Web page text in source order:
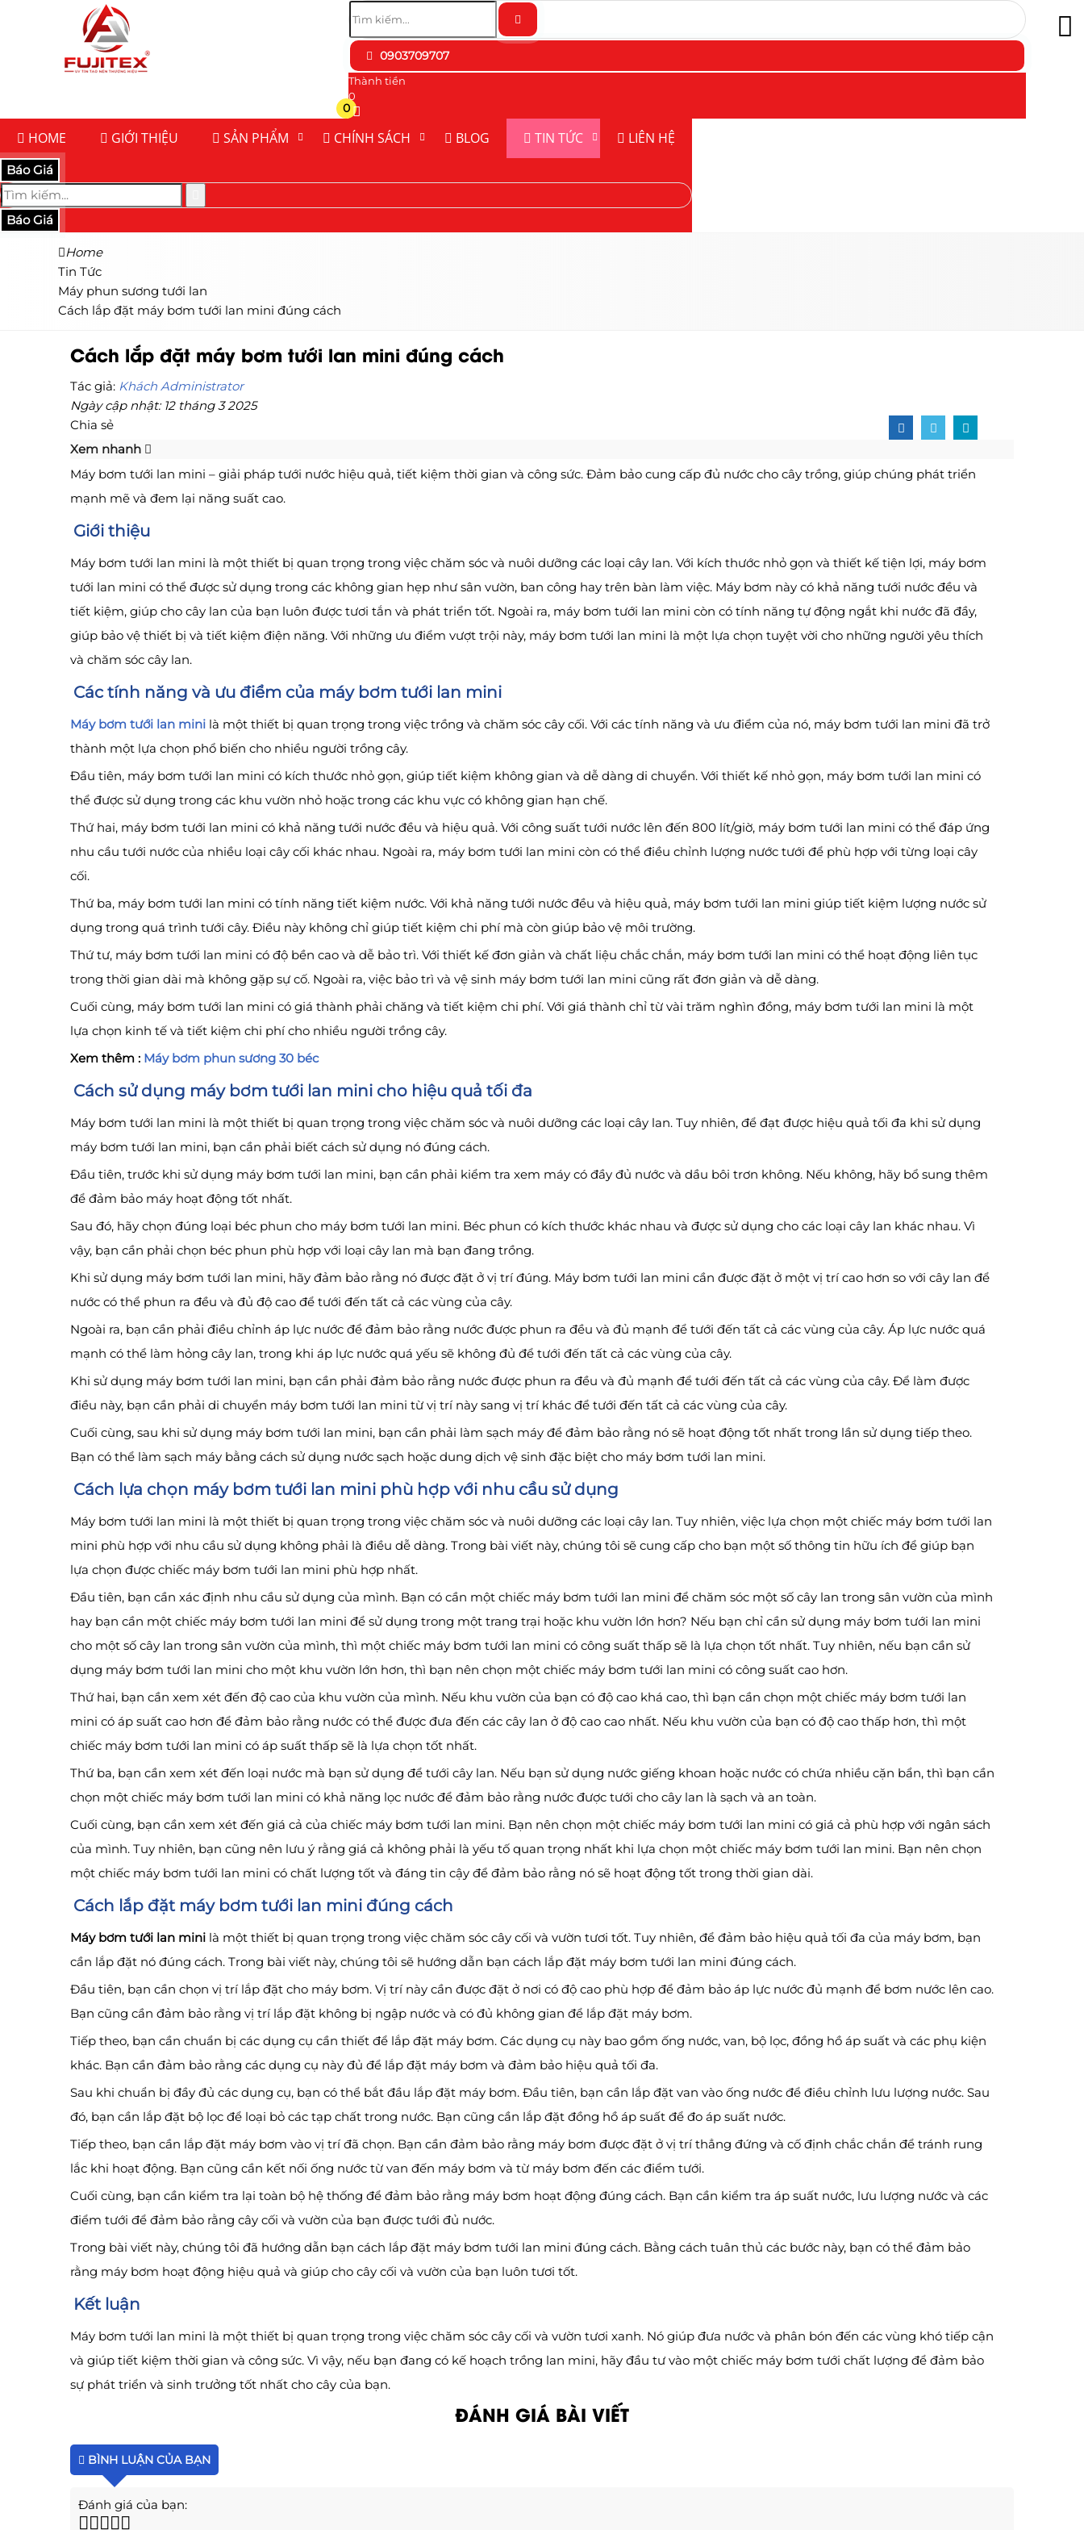
0903709707
Thành tiền
0
0
HOME GIỚI THIỆU SẢN PHẨM CHÍNH SÁCH BLOG TIN TỨC LIÊN HỆ
Báo Giá
Báo Giá
Home
Tin Tức
Máy phun sương tưới lan
Cách lắp đặt máy bơm tưới lan mini đúng cách
Cách lắp đặt máy bơm tưới lan mini đúng cách
Tác giả: Khách Administrator
Ngày cập nhật: 12 tháng 3 2025
Chia sẻ
Xem nhanh
Máy bơm tưới lan mini – giải pháp tưới nước hiệu quả, tiết kiệm thời gian và công sức. Đảm bảo cung cấp đủ nước cho cây trồng, giúp chúng phát triển
mạnh mẽ và đem lại năng suất cao.
Giới thiệu
Máy bơm tưới lan mini là một thiết bị quan trọng trong việc chăm sóc và nuôi dưỡng các loại cây lan. Với kích thước nhỏ gọn và thiết kế tiện lợi, máy bơm
tưới lan mini có thể được sử dụng trong các không gian hẹp như sân vườn, ban công hay trên bàn làm việc. Máy bơm này có khả năng tưới nước đều và
tiết kiệm, giúp cho cây lan của bạn luôn được tươi tắn và phát triển tốt. Ngoài ra, máy bơm tưới lan mini còn có tính năng tự động ngắt khi nước đã đầy,
giúp bảo vệ thiết bị và tiết kiệm điện năng. Với những ưu điểm vượt trội này, máy bơm tưới lan mini là một lựa chọn tuyệt vời cho những người yêu thích
và chăm sóc cây lan.
Các tính năng và ưu điểm của máy bơm tưới lan mini
Máy bơm tưới lan mini là một thiết bị quan trọng trong việc trồng và chăm sóc cây cối. Với các tính năng và ưu điểm của nó, máy bơm tưới lan mini đã trở
thành một lựa chọn phổ biến cho nhiều người trồng cây.
Đầu tiên, máy bơm tưới lan mini có kích thước nhỏ gọn, giúp tiết kiệm không gian và dễ dàng di chuyển. Với thiết kế nhỏ gọn, máy bơm tưới lan mini có
thể được sử dụng trong các khu vườn nhỏ hoặc trong các khu vực có không gian hạn chế.
Thứ hai, máy bơm tưới lan mini có khả năng tưới nước đều và hiệu quả. Với công suất tưới nước lên đến 800 lít/giờ, máy bơm tưới lan mini có thể đáp ứng
nhu cầu tưới nước của nhiều loại cây cối khác nhau. Ngoài ra, máy bơm tưới lan mini còn có thể điều chỉnh lượng nước tưới để phù hợp với từng loại cây
cối.
Thứ ba, máy bơm tưới lan mini có tính năng tiết kiệm nước. Với khả năng tưới nước đều và hiệu quả, máy bơm tưới lan mini giúp tiết kiệm lượng nước sử
dụng trong quá trình tưới cây. Điều này không chỉ giúp tiết kiệm chi phí mà còn giúp bảo vệ môi trường.
Thứ tư, máy bơm tưới lan mini có độ bền cao và dễ bảo trì. Với thiết kế đơn giản và chất liệu chắc chắn, máy bơm tưới lan mini có thể hoạt động liên tục
trong thời gian dài mà không gặp sự cố. Ngoài ra, việc bảo trì và vệ sinh máy bơm tưới lan mini cũng rất đơn giản và dễ dàng.
Cuối cùng, máy bơm tưới lan mini có giá thành phải chăng và tiết kiệm chi phí. Với giá thành chỉ từ vài trăm nghìn đồng, máy bơm tưới lan mini là một
lựa chọn kinh tế và tiết kiệm chi phí cho nhiều người trồng cây.
Xem thêm : Máy bơm phun sương 30 béc
Cách sử dụng máy bơm tưới lan mini cho hiệu quả tối đa
Máy bơm tưới lan mini là một thiết bị quan trọng trong việc chăm sóc và nuôi dưỡng các loại cây lan. Tuy nhiên, để đạt được hiệu quả tối đa khi sử dụng
máy bơm tưới lan mini, bạn cần phải biết cách sử dụng nó đúng cách.
Đầu tiên, trước khi sử dụng máy bơm tưới lan mini, bạn cần phải kiểm tra xem máy có đầy đủ nước và dầu bôi trơn không. Nếu không, hãy bổ sung thêm
để đảm bảo máy hoạt động tốt nhất.
Sau đó, hãy chọn đúng loại béc phun cho máy bơm tưới lan mini. Béc phun có kích thước khác nhau và được sử dụng cho các loại cây lan khác nhau. Vì
vậy, bạn cần phải chọn béc phun phù hợp với loại cây lan mà bạn đang trồng.
Khi sử dụng máy bơm tưới lan mini, hãy đảm bảo rằng nó được đặt ở vị trí đúng. Máy bơm tưới lan mini cần được đặt ở một vị trí cao hơn so với cây lan để
nước có thể phun ra đều và đủ độ cao để tưới đến tất cả các vùng của cây.
Ngoài ra, bạn cần phải điều chỉnh áp lực nước để đảm bảo rằng nước được phun ra đều và đủ mạnh để tưới đến tất cả các vùng của cây. Áp lực nước quá
mạnh có thể làm hỏng cây lan, trong khi áp lực nước quá yếu sẽ không đủ để tưới đến tất cả các vùng của cây.
Khi sử dụng máy bơm tưới lan mini, bạn cần phải đảm bảo rằng nước được phun ra đều và đủ mạnh để tưới đến tất cả các vùng của cây. Để làm được
điều này, bạn cần phải di chuyển máy bơm tưới lan mini từ vị trí này sang vị trí khác để tưới đến tất cả các vùng của cây.
Cuối cùng, sau khi sử dụng máy bơm tưới lan mini, bạn cần phải làm sạch máy để đảm bảo rằng nó sẽ hoạt động tốt nhất trong lần sử dụng tiếp theo.
Bạn có thể làm sạch máy bằng cách sử dụng nước sạch hoặc dung dịch vệ sinh đặc biệt cho máy bơm tưới lan mini.
Cách lựa chọn máy bơm tưới lan mini phù hợp với nhu cầu sử dụng
Máy bơm tưới lan mini là một thiết bị quan trọng trong việc chăm sóc và nuôi dưỡng các loại cây lan. Tuy nhiên, việc lựa chọn một chiếc máy bơm tưới lan
mini phù hợp với nhu cầu sử dụng không phải là điều dễ dàng. Trong bài viết này, chúng tôi sẽ cung cấp cho bạn một số thông tin hữu ích để giúp bạn
lựa chọn được chiếc máy bơm tưới lan mini phù hợp nhất.
Đầu tiên, bạn cần xác định nhu cầu sử dụng của mình. Bạn có cần một chiếc máy bơm tưới lan mini để chăm sóc một số cây lan trong sân vườn của mình
hay bạn cần một chiếc máy bơm tưới lan mini để sử dụng trong một trang trại hoặc khu vườn lớn hơn? Nếu bạn chỉ cần sử dụng máy bơm tưới lan mini
cho một số cây lan trong sân vườn của mình, thì một chiếc máy bơm tưới lan mini có công suất thấp sẽ là lựa chọn tốt nhất. Tuy nhiên, nếu bạn cần sử
dụng máy bơm tưới lan mini cho một khu vườn lớn hơn, thì bạn nên chọn một chiếc máy bơm tưới lan mini có công suất cao hơn.
Thứ hai, bạn cần xem xét đến độ cao của khu vườn của mình. Nếu khu vườn của bạn có độ cao khá cao, thì bạn cần chọn một chiếc máy bơm tưới lan
mini có áp suất cao hơn để đảm bảo rằng nước có thể được đưa đến các cây lan ở độ cao cao nhất. Nếu khu vườn của bạn có độ cao thấp hơn, thì một
chiếc máy bơm tưới lan mini có áp suất thấp sẽ là lựa chọn tốt nhất.
Thứ ba, bạn cần xem xét đến loại nước mà bạn sử dụng để tưới cây lan. Nếu bạn sử dụng nước giếng khoan hoặc nước có chứa nhiều cặn bẩn, thì bạn cần
chọn một chiếc máy bơm tưới lan mini có khả năng lọc nước để đảm bảo rằng nước được tưới cho cây lan là sạch và an toàn.
Cuối cùng, bạn cần xem xét đến giá cả của chiếc máy bơm tưới lan mini. Bạn nên chọn một chiếc máy bơm tưới lan mini có giá cả phù hợp với ngân sách
của mình. Tuy nhiên, bạn cũng nên lưu ý rằng giá cả không phải là yếu tố quan trọng nhất khi lựa chọn một chiếc máy bơm tưới lan mini. Bạn nên chọn
một chiếc máy bơm tưới lan mini có chất lượng tốt và đáng tin cậy để đảm bảo rằng nó sẽ hoạt động tốt trong thời gian dài.
Cách lắp đặt máy bơm tưới lan mini đúng cách
Máy bơm tưới lan mini là một thiết bị quan trọng trong việc chăm sóc cây cối và vườn tươi tốt. Tuy nhiên, để đảm bảo hiệu quả tối đa của máy bơm, bạn
cần lắp đặt nó đúng cách. Trong bài viết này, chúng tôi sẽ hướng dẫn bạn cách lắp đặt máy bơm tưới lan mini đúng cách.
Đầu tiên, bạn cần chọn vị trí lắp đặt cho máy bơm. Vị trí này cần được đặt ở nơi có độ cao phù hợp để đảm bảo áp lực nước đủ mạnh để bơm nước lên cao.
Bạn cũng cần đảm bảo rằng vị trí lắp đặt không bị ngập nước và có đủ không gian để lắp đặt máy bơm.
Tiếp theo, bạn cần chuẩn bị các dụng cụ cần thiết để lắp đặt máy bơm. Các dụng cụ này bao gồm ống nước, van, bộ lọc, đồng hồ áp suất và các phụ kiện
khác. Bạn cần đảm bảo rằng các dụng cụ này đủ để lắp đặt máy bơm và đảm bảo hiệu quả tối đa.
Sau khi chuẩn bị đầy đủ các dụng cụ, bạn có thể bắt đầu lắp đặt máy bơm. Đầu tiên, bạn cần lắp đặt van vào ống nước để điều chỉnh lưu lượng nước. Sau
đó, bạn cần lắp đặt bộ lọc để loại bỏ các tạp chất trong nước. Bạn cũng cần lắp đặt đồng hồ áp suất để đo áp suất nước.
Tiếp theo, bạn cần lắp đặt máy bơm vào vị trí đã chọn. Bạn cần đảm bảo rằng máy bơm được đặt ở vị trí thẳng đứng và cố định chắc chắn để tránh rung
lắc khi hoạt động. Bạn cũng cần kết nối ống nước từ van đến máy bơm và từ máy bơm đến các điểm tưới.
Cuối cùng, bạn cần kiểm tra lại toàn bộ hệ thống để đảm bảo rằng máy bơm hoạt động đúng cách. Bạn cần kiểm tra áp suất nước, lưu lượng nước và các
điểm tưới để đảm bảo rằng cây cối và vườn của bạn được tưới đủ nước.
Trong bài viết này, chúng tôi đã hướng dẫn bạn cách lắp đặt máy bơm tưới lan mini đúng cách. Bằng cách tuân thủ các bước này, bạn có thể đảm bảo
rằng máy bơm hoạt động hiệu quả và giúp cho cây cối và vườn của bạn luôn tươi tốt.
Kết luận
Máy bơm tưới lan mini là một thiết bị quan trọng trong việc chăm sóc cây cối và vườn tươi xanh. Nó giúp đưa nước và phân bón đến các vùng khó tiếp cận
và giúp tiết kiệm thời gian và công sức. Vì vậy, nếu bạn đang có kế hoạch trồng lan mini, hãy đầu tư vào một chiếc máy bơm tưới chất lượng để đảm bảo
sự phát triển và sinh trưởng tốt nhất cho cây của bạn.
ĐÁNH GIÁ BÀI VIẾT
BÌNH LUẬN CỦA BẠN
Đánh giá của bạn: